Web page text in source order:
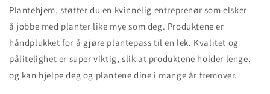
Plantehjem, støtter du en kvinnelig entreprenør som elsker
å jobbe med planter like mye som deg. Produktene er
håndplukket for å gjøre plantepass til en lek. Kvalitet og
pålitelighet er super viktig, slik at produktene holder lenge,
og kan hjelpe deg og plantene dine i mange år fremover.